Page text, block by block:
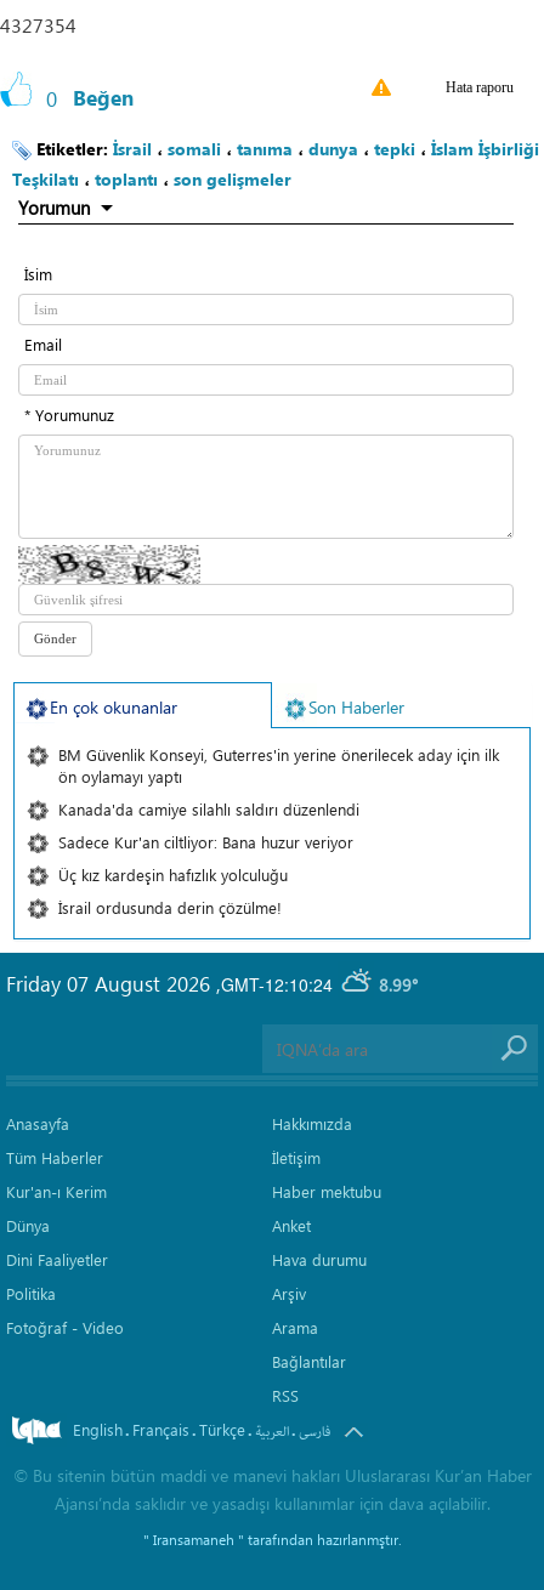
4327354
0 Beğen Hata raporu
Etiketler: İsrail ، somali ، tanıma ، dunya ، tepki ، İslam İşbirliği
Teşkilatı ، toplantı ، son gelişmeler
Yorumun
İsim
Email
* Yorumunuz
En çok okunanlar Son Haberler
BM Güvenlik Konseyi, Guterres'in yerine önerilecek aday için ilk
ön oylamayı yaptı
Kanada'da camiye silahlı saldırı düzenlendi
Sadece Kur'an ciltliyor: Bana huzur veriyor
Üç kız kardeşin hafızlık yolculuğu
İsrail ordusunda derin çözülme!
GMT-12:10:24 8.99°
Friday 07 August 2026 ,
Anasayfa
Tüm Haberler
Kur'an-ı Kerim
Dünya
Dini Faaliyetler
Politika
Fotoğraf - Video
Hakkımızda
İletişim
Haber mektubu
Anket
Hava durumu
Arşiv
Arama
Bağlantılar
RSS
English. Français.Türkçe. العربیة.فارسی
© Bu sitenin bütün maddi ve manevi hakları Uluslararası Kur’an Haber
Ajansı’nda saklıdır ve yasadışı kullanımlar için dava açılabilir.
" Iransamaneh " tarafından hazırlanmştır.